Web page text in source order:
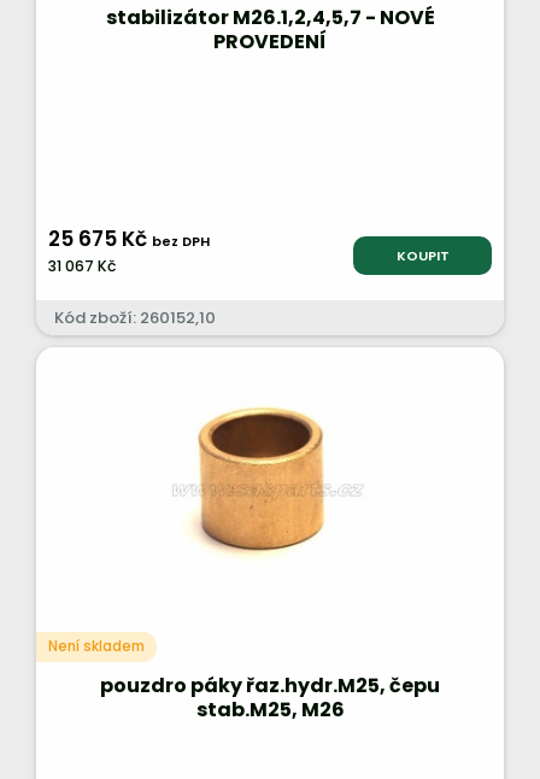
stabilizátor M26.1,2,4,5,7 - NOVÉ
PROVEDENÍ
25 675 Kč bez DPH
31 067 Kč KOUPIT
Kód zboží: 260152,10
Není skladem
pouzdro páky řaz.hydr.M25, čepu
stab.M25, M26